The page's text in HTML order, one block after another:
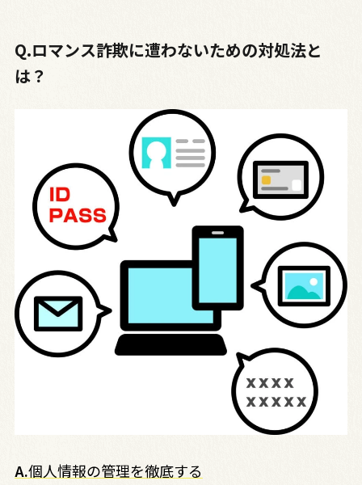
Q.ロマンス詐欺に遭わないための対処法と
は？
A.個人情報の管理を徹底する